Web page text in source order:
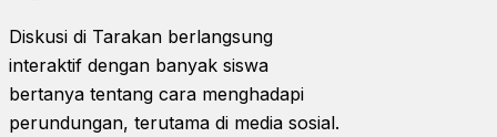
Diskusi di Tarakan berlangsung
interaktif dengan banyak siswa
bertanya tentang cara menghadapi
perundungan, terutama di media sosial.